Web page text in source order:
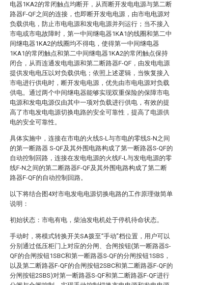
电器1KA2的常闭触点均断开，从而断开发电电源与第二断
路器F-QF之间的连接，也即断开发电电源，由市电电源对
负载供电，防止市电电源和发电电源并列运行；当不接入
市电或市电故障时，第一中间继电器1KA1的线圈和第二中
间继电器1KA2的线圈均不得电，使得第一中间继电器
1KA1的常闭触点和第二中间继电器1KA2的常闭触点保持
闭合，从而连通发电电源和第二断路器F-QF，由发电电源
提供发电电压以对负载供电；依照上述逻辑，当恢复接入
市电进行供电时，断开发电电源，优先由市电电源对负载
供电。通过两个中间继电器能够实现双重保险的保障市电
电源和发电电源仅由其中一项对负载进行供电，有效的提
高了市电发电电源切换电路的安全可靠性，提高了电源供
电的安全可靠性。
具体实施中，连接在市电的火线S-L与市电的零线S-N之间
的第一断路器 S-QF及其外围电路构成了第一断路器S-QF的
自动控制回路，连接在发电电源的火线F-L与发电电源的零
线F-N之间的第二断路器F-QF及其外围电路构成了第二断
路器F-QF的自动控制回路。
以下将结合图4对市电发电电源切换电路的工作原理做简单
说明：
初始状态：市电有电，柴油发电机处于停机待命状态。
手动时，将模式转换开关SA拨至“手动”档位置，用户可以
分别通过低压柜门上对应的分闸、合闸按钮(第一断路器S-
QF的合闸按钮1SBC和第一断路器S-QF的分闸按钮1SBS，
以及第二断路器F-QF的合闸按钮2SBC和第二断路器F-QF的
分闸按钮2SBS)对第一断路器S-QF和第二断路器F-QF进行